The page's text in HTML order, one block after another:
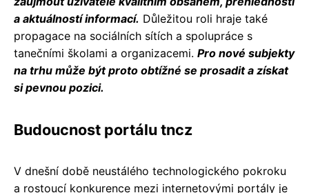
a aktuálností informací. Důležitou roli hraje také
propagace na sociálních sítích a spolupráce s
tanečními školami a organizacemi. Pro nové subjekty
na trhu může být proto obtížné se prosadit a získat
si pevnou pozici.
Budoucnost portálu tncz
V dnešní době neustálého technologického pokroku
a rostoucí konkurence mezi internetovými portály je